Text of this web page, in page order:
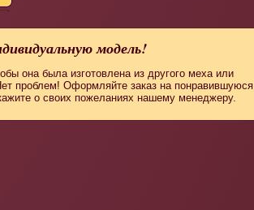
модель!
она была изготовлена из другого меха или
проблем! Оформляйте заказ на понравившуюся
о своих пожеланиях нашему менеджеру.